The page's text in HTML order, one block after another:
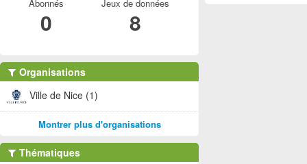
Abonnés
0
Jeux de données
8
Organisations
Ville de Nice (1)
Montrer plus d'organisations
Thématiques